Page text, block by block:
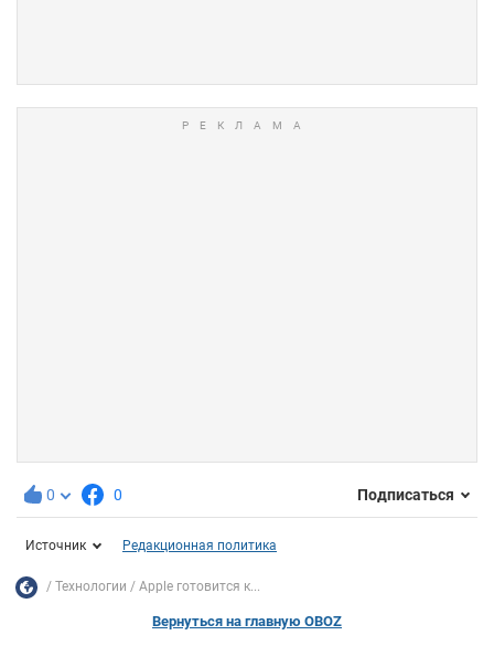
0 0 Подписаться
Источник Редакционная политика
Технологии Apple готовится к...
Вернуться на главную OBOZ